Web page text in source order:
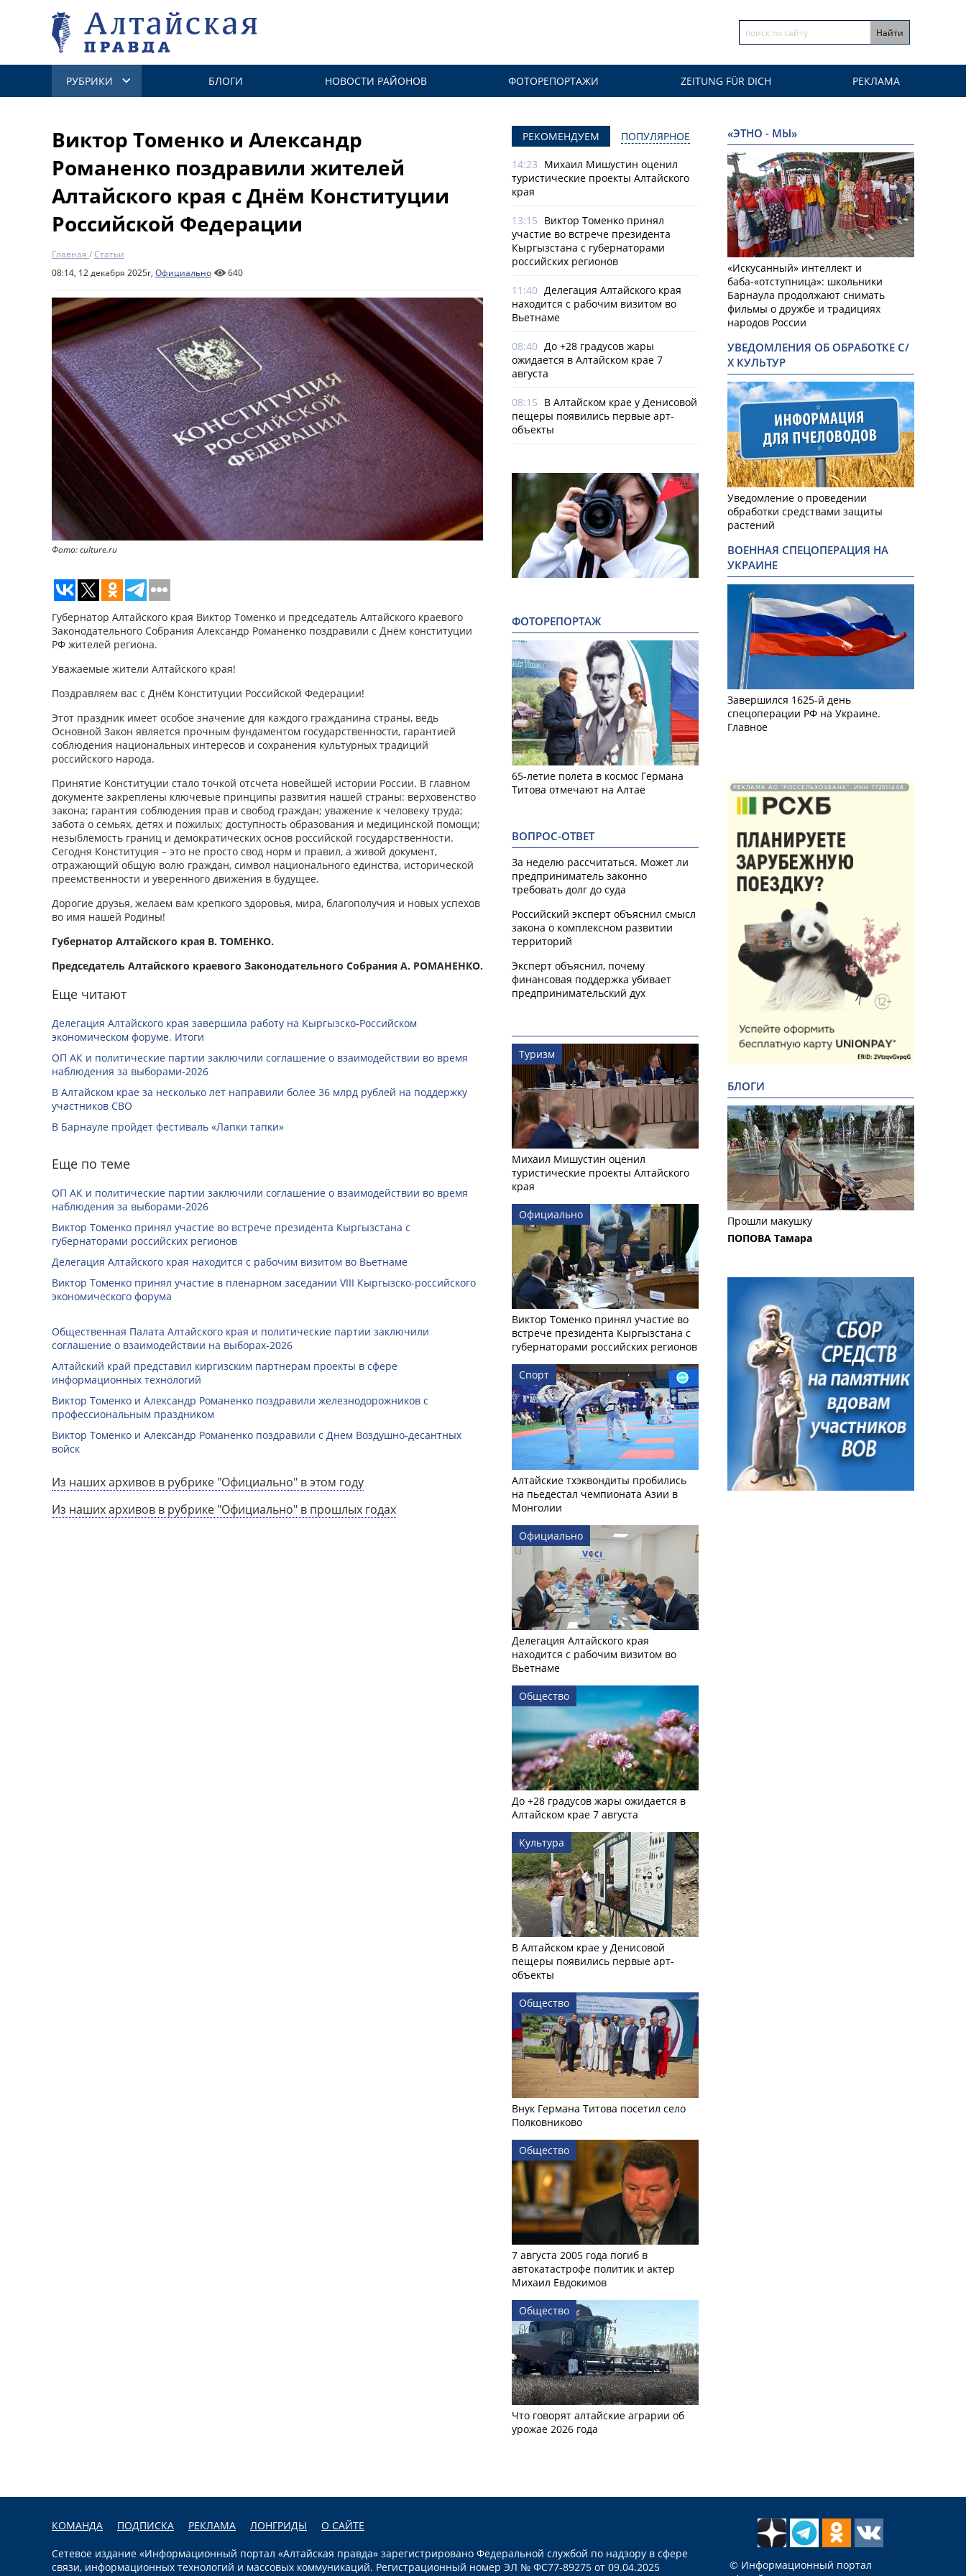
РУБРИКИ БЛОГИ НОВОСТИ РАЙОНОВ ФОТОРЕПОРТАЖИ ZEITUNG FÜR DICH РЕКЛАМА
Виктор Томенко и Александр
Романенко поздравили жителей
Алтайского края с Днём Конституции
Российской Федерации
Главная /Статьи
08:14, 12 декабря 2025г, Официально 640
Фото: culture.ru
Губернатор Алтайского края Виктор Томенко и председатель Алтайского краевого
Законодательного Собрания Александр Романенко поздравили с Днём конституции
РФ жителей региона.
Уважаемые жители Алтайского края!
Поздравляем вас с Днём Конституции Российской Федерации!
Этот праздник имеет особое значение для каждого гражданина страны, ведь
Основной Закон является прочным фундаментом государственности, гарантией
соблюдения национальных интересов и сохранения культурных традиций
российского народа.
Принятие Конституции стало точкой отсчета новейшей истории России. В главном
документе закреплены ключевые принципы развития нашей страны: верховенство
закона; гарантия соблюдения прав и свобод граждан; уважение к человеку труда;
забота о семьях, детях и пожилых; доступность образования и медицинской помощи;
незыблемость границ и демократических основ российской государственности.
Сегодня Конституция – это не просто свод норм и правил, а живой документ,
отражающий общую волю граждан, символ национального единства, исторической
преемственности и уверенного движения в будущее.
Дорогие друзья, желаем вам крепкого здоровья, мира, благополучия и новых успехов
во имя нашей Родины!
Губернатор Алтайского края В. ТОМЕНКО.
Председатель Алтайского краевого Законодательного Собрания А. РОМАНЕНКО.
Еще читают
Делегация Алтайского края завершила работу на Кыргызско-Российском
экономическом форуме. Итоги
ОП АК и политические партии заключили соглашение о взаимодействии во время
наблюдения за выборами-2026
В Алтайском крае за несколько лет направили более 36 млрд рублей на поддержку
участников СВО
В Барнауле пройдет фестиваль «Лапки тапки»
Еще по теме
ОП АК и политические партии заключили соглашение о взаимодействии во время
наблюдения за выборами-2026
Виктор Томенко принял участие во встрече президента Кыргызстана с
губернаторами российских регионов
Делегация Алтайского края находится с рабочим визитом во Вьетнаме
Виктор Томенко принял участие в пленарном заседании VIII Кыргызско-российского
экономического форума
Общественная Палата Алтайского края и политические партии заключили
соглашение о взаимодействии на выборах-2026
Алтайский край представил киргизским партнерам проекты в сфере
информационных технологий
Виктор Томенко и Александр Романенко поздравили железнодорожников с
профессиональным праздником
Виктор Томенко и Александр Романенко поздравили с Днем Воздушно-десантных
войск
Из наших архивов в рубрике "Официально" в этом году
Из наших архивов в рубрике "Официально" в прошлых годах
РЕКОМЕНДУЕМ ПОПУЛЯРНОЕ
14:23 Михаил Мишустин оценил
туристические проекты Алтайского
края
13:15 Виктор Томенко принял
участие во встрече президента
Кыргызстана с губернаторами
российских регионов
11:40 Делегация Алтайского края
находится с рабочим визитом во
Вьетнаме
08:40 До +28 градусов жары
ожидается в Алтайском крае 7
августа
08:15 В Алтайском крае у Денисовой
пещеры появились первые арт-
объекты
ФОТОРЕПОРТАЖ
65-летие полета в космос Германа
Титова отмечают на Алтае
ВОПРОС-ОТВЕТ
За неделю рассчитаться. Может ли
предприниматель законно
требовать долг до суда
Российский эксперт объяснил смысл
закона о комплексном развитии
территорий
Эксперт объяснил, почему
финансовая поддержка убивает
предпринимательский дух
Туризм
Михаил Мишустин оценил
туристические проекты Алтайского
края
Официально
Виктор Томенко принял участие во
встрече президента Кыргызстана с
губернаторами российских регионов
Спорт
Алтайские тхэквондиты пробились
на пьедестал чемпионата Азии в
Монголии
Официально
Делегация Алтайского края
находится с рабочим визитом во
Вьетнаме
Общество
До +28 градусов жары ожидается в
Алтайском крае 7 августа
Культура
В Алтайском крае у Денисовой
пещеры появились первые арт-
объекты
Общество
Внук Германа Титова посетил село
Полковниково
Общество
7 августа 2005 года погиб в
автокатастрофе политик и актер
Михаил Евдокимов
Общество
Что говорят алтайские аграрии об
урожае 2026 года
«ЭТНО - МЫ»
«Искусанный» интеллект и
баба-«отступница»: школьники
Барнаула продолжают снимать
фильмы о дружбе и традициях
народов России
УВЕДОМЛЕНИЯ ОБ ОБРАБОТКЕ С/
Х КУЛЬТУР
Уведомление о проведении
обработки средствами защиты
растений
ВОЕННАЯ СПЕЦОПЕРАЦИЯ НА
УКРАИНЕ
Завершился 1625-й день
спецоперации РФ на Украине.
Главное
РЕКЛАМА АО "РОССЕЛЬХОЗБАНК". ИНН 772511448.
БЛОГИ
Прошли макушку
ПОПОВА Тамара
КОМАНДА ПОДПИСКА РЕКЛАМА ЛОНГРИДЫ О САЙТЕ
Сетевое издание «Информационный портал «Алтайская правда» зарегистрировано Федеральной службой по надзору в сфере
связи, информационных технологий и массовых коммуникаций. Регистрационный номер ЭЛ № ФС77-89275 от 09.04.2025
© Информационный портал